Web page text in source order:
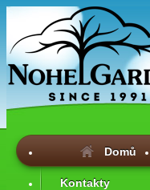
Domů
Kontakty